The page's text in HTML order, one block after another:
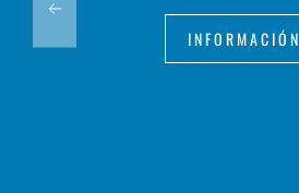
INFORMACIÓN